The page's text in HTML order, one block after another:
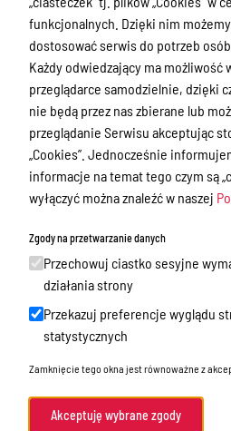
Poradnik Interesanta
Informacje o naborze
Zamówienia Publiczne
Tablica ogłoszeń
Dyżury Aptek w Powiecie Ostródzkim
Nieodpłatna Pomoc Prawna
Akty Prawne
Rejestry, ewidencje i archiwa
Budżet
Organizacja działania samorządu
powiatowego
Oświadczenia majątkowe
funkcjonalnych. Dzięki nim
dostosować serwis do potrzeb
Każdy odwiedzający ma możliwość
przeglądarce samodzielnie, dzięki
nie będą przez nas zbierane lub
przeglądanie Serwisu akceptując
„Cookies”. Jednocześnie
informacje na temat tego czym są
wyłączyć można znaleźć w naszej
Zgody na przetwarzanie danych
Przechowuj ciastko sesyjne
działania strony
Przekazuj preferencje wyglądu
statystycznych
Zamknięcie tego okna jest równoważne z
Akceptuję wybrane zgody